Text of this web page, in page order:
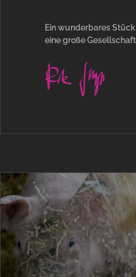
Ein wunderbares
eine große